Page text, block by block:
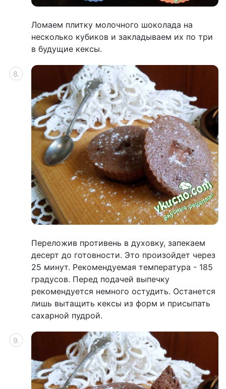
Ломаем плитку молочного шоколада на
несколько кубиков и закладываем их по три
в будущие кексы.
Переложив противень в духовку, запекаем
десерт до готовности. Это произойдет через
25 минут. Рекомендуемая температура - 185
градусов. Перед подачей выпечку
рекомендуется немного остудить. Останется
лишь вытащить кексы из форм и присыпать
сахарной пудрой.